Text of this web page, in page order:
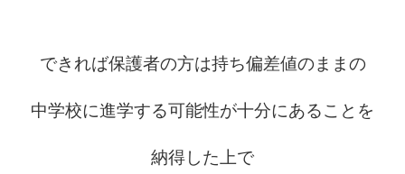
できれば保護者の方は持ち偏差値のままの
中学校に進学する可能性が十分にあることを
納得した上で